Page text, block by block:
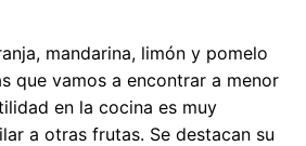
mandarina, limón y pomelo
que vamos a encontrar a menor
en la cocina es muy
a otras frutas. Se destacan su